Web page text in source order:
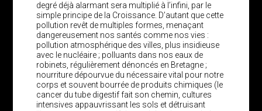
degré déjà alarmant sera multiplié à l’infini, par le
simple principe de la Croissance. D’autant que cette
pollution revêt de multiples formes, menaçant
dangereusement nos santés comme nos vies :
pollution atmosphérique des villes, plus insidieuse
avec le nucléaire ; polluants dans nos eaux de
robinets, régulièrement dénoncés en Bretagne ;
nourriture dépourvue du nécessaire vital pour notre
corps et souvent bourrée de produits chimiques (le
cancer du tube digestif fait son chemin, cultures
intensives appauvrissant les sols et détruisant